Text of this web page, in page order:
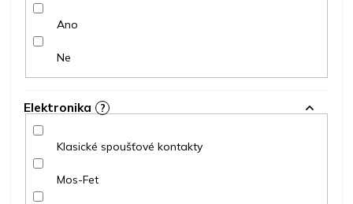
Ano
Ne
Elektronika ?
Klasické spoušťové kontakty
Mos-Fet